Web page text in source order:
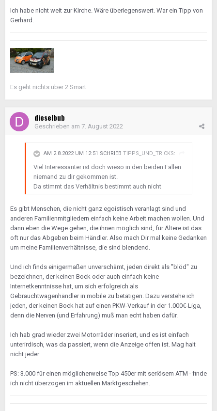
Ich habe nicht weit zur Kirche. Wäre überlegenswert. War ein Tipp von
Gerhard.
Es geht nichts über 2 Smart
dieselbub
Geschrieben am 7. August 2022
AM 2.8.2022 UM 12:51 SCHRIEB TIPPS_UND_TRICKS:
Viel Interessanter ist doch wieso in den beiden Fällen
niemand zu dir gekommen ist.
Da stimmt das Verhältnis bestimmt auch nicht
Es gibt Menschen, die nicht ganz egoistisch veranlagt sind und
anderen Familienmitgliedern einfach keine Arbeit machen wollen. Und
dann eben die Wege gehen, die ihnen möglich sind, für Ältere ist das
oft nur das Abgeben beim Händler. Also mach Dir mal keine Gedanken
um meine Familienverhältnisse, die sind blendend.
Und ich finds einigermaßen unverschämt, jeden direkt als "blöd" zu
bezeichnen, der keinen Bock oder auch einfach keine
Internetkenntnisse hat, um sich erfolgreich als
Gebrauchtwagenhändler in mobile zu betätigen. Dazu verstehe ich
jeden, der keinen Bock hat auf einen PKW-Verkauf in der 1.000€-Liga,
denn die Nerven (und Erfahrung) muß man echt haben dafür.
Ich hab grad wieder zwei Motorräder inseriert, und es ist einfach
unterirdisch, was da passiert, wenn die Anzeige offen ist. Mag halt
nicht jeder.
PS: 3.000 für einen möglicherweise Top 450er mit seriösem ATM - finde
ich nicht überzogen im aktuellen Marktgeschehen.